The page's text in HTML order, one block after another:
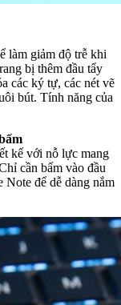
làm giảm độ trễ khi
bị thêm đầu tẩy
các ký tự, các nét vẽ
bút. Tính năng của
kế với nỗ lực mang
cần bấm vào đầu
Note để dễ dàng nắm